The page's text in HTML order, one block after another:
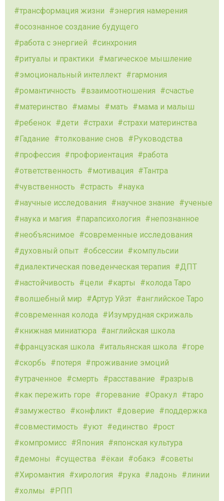
трансформация жизни
энергия намерения
осознанное создание будущего
работа с энергией
синхрония
ритуалы и практики
магическое мышление
эмоциональный интеллект
гармония
романтичность
взаимоотношения
счастье
материнство
мамы мать
мама и малыш
ребенок
дети страхи
страхи материнства
Гадание
толкование снов
Руководства
профессия
профориентация
работа
ответственность
мотивация
Тантра
чувственность
страсть
наука
научные исследования
научное знание
ученые
наука и магия
парапсихология
непознанное
необъяснимое
современные исследования
духовный опыт
обсессии
компульсии
диалектическая поведенческая терапия
ДПТ
настойчивость
цели карты
колода Таро
волшебный мир
Артур Уйэт
английское Таро
современная колода
Изумрудная скрижаль
книжная миниатюра
английская школа
французская школа
итальянская школа
горе
скорбь
потеря
проживание эмоций
утраченное
смерть расставание
разрыв
как пережить горе
горевание Оракул
таро
замужество
конфликт доверие
поддержка
совместимость
уют единство
рост
компромисс
Япония
японская культура
демоны
существа ёкаи обакэ
советы
Хиромантия
хирология рука ладонь
линии
холмы
РПП